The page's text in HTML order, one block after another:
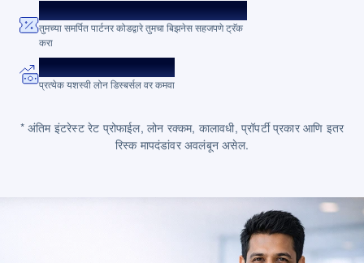
युनिक रेफरल कोड
तुमच्या समर्पित पार्टनर कोडद्वारे तुमचा बिझनेस सहजपणे ट्रॅक
करा
आकर्षक कमिशन
प्रत्येक यशस्वी लोन डिस्बर्सल वर कमवा
* अंतिम इंटरेस्ट रेट प्रोफाईल, लोन रक्कम, कालावधी, प्रॉपर्टी प्रकार आणि इतर
रिस्क मापदंडांवर अवलंबून असेल.